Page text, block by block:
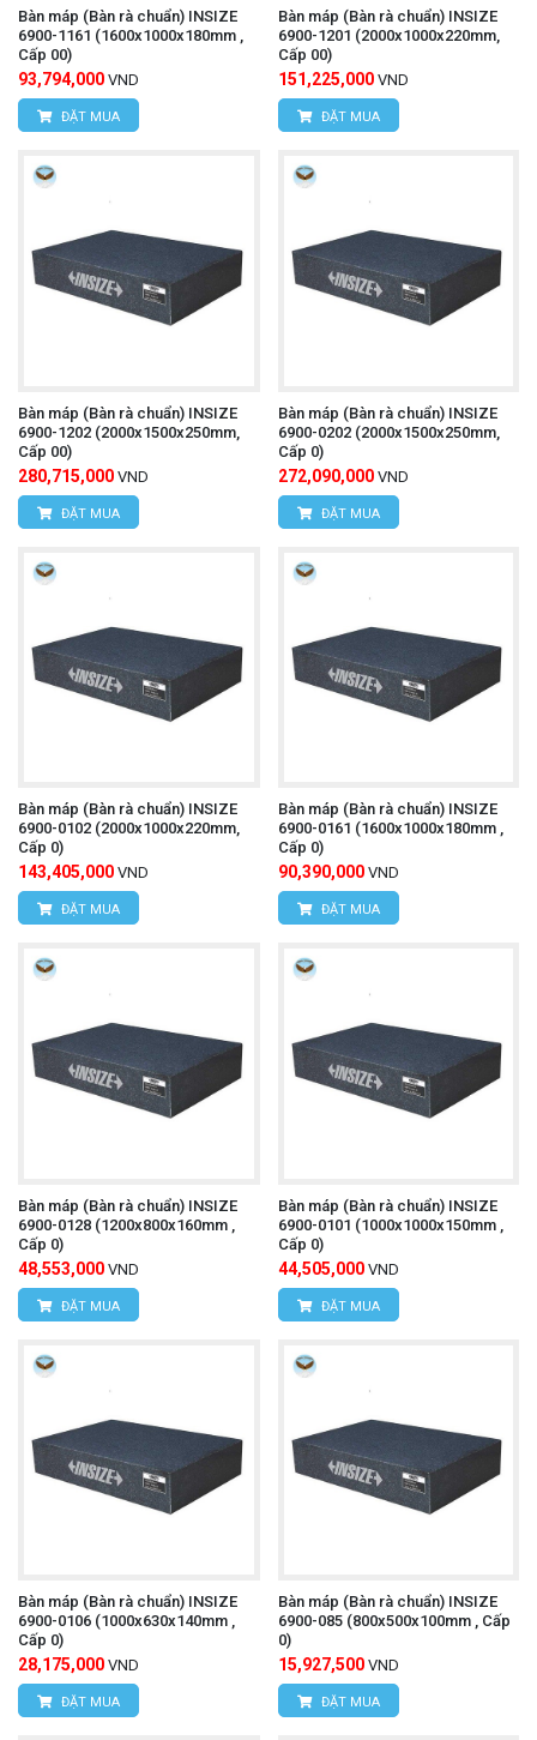
Bàn máp (Bàn rà chuẩn) INSIZE
6900-1161 (1600x1000x180mm ,
Cấp 00)
93,794,000 VND
ĐẶT MUA
Bàn máp (Bàn rà chuẩn) INSIZE
6900-1201 (2000x1000x220mm,
Cấp 00)
151,225,000 VND
ĐẶT MUA
Bàn máp (Bàn rà chuẩn) INSIZE
6900-1202 (2000x1500x250mm,
Cấp 00)
280,715,000 VND
ĐẶT MUA
Bàn máp (Bàn rà chuẩn) INSIZE
6900-0202 (2000x1500x250mm,
Cấp 0)
272,090,000 VND
ĐẶT MUA
Bàn máp (Bàn rà chuẩn) INSIZE
6900-0102 (2000x1000x220mm,
Cấp 0)
143,405,000 VND
ĐẶT MUA
Bàn máp (Bàn rà chuẩn) INSIZE
6900-0161 (1600x1000x180mm ,
Cấp 0)
90,390,000 VND
ĐẶT MUA
Bàn máp (Bàn rà chuẩn) INSIZE
6900-0128 (1200x800x160mm ,
Cấp 0)
48,553,000 VND
ĐẶT MUA
Bàn máp (Bàn rà chuẩn) INSIZE
6900-0101 (1000x1000x150mm ,
Cấp 0)
44,505,000 VND
ĐẶT MUA
Bàn máp (Bàn rà chuẩn) INSIZE
6900-0106 (1000x630x140mm ,
Cấp 0)
28,175,000 VND
ĐẶT MUA
Bàn máp (Bàn rà chuẩn) INSIZE
6900-085 (800x500x100mm , Cấp
0)
15,927,500 VND
ĐẶT MUA